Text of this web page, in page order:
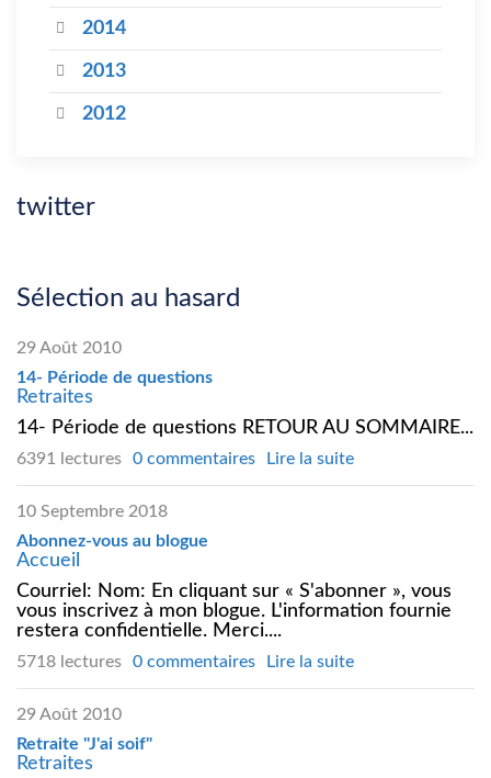
2014
2013
2012
twitter
Sélection au hasard
29 Août 2010
14- Période de questions
Retraites
14- Période de questions RETOUR AU SOMMAIRE...
6391 lectures 0 commentaires Lire la suite
10 Septembre 2018
Abonnez-vous au blogue
Accueil
Courriel: Nom: En cliquant sur « S'abonner », vous
vous inscrivez à mon blogue. L'information fournie
restera confidentielle. Merci....
5718 lectures 0 commentaires Lire la suite
29 Août 2010
Retraite "J'ai soif"
Retraites